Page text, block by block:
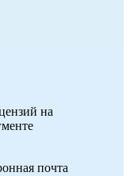
на
почта